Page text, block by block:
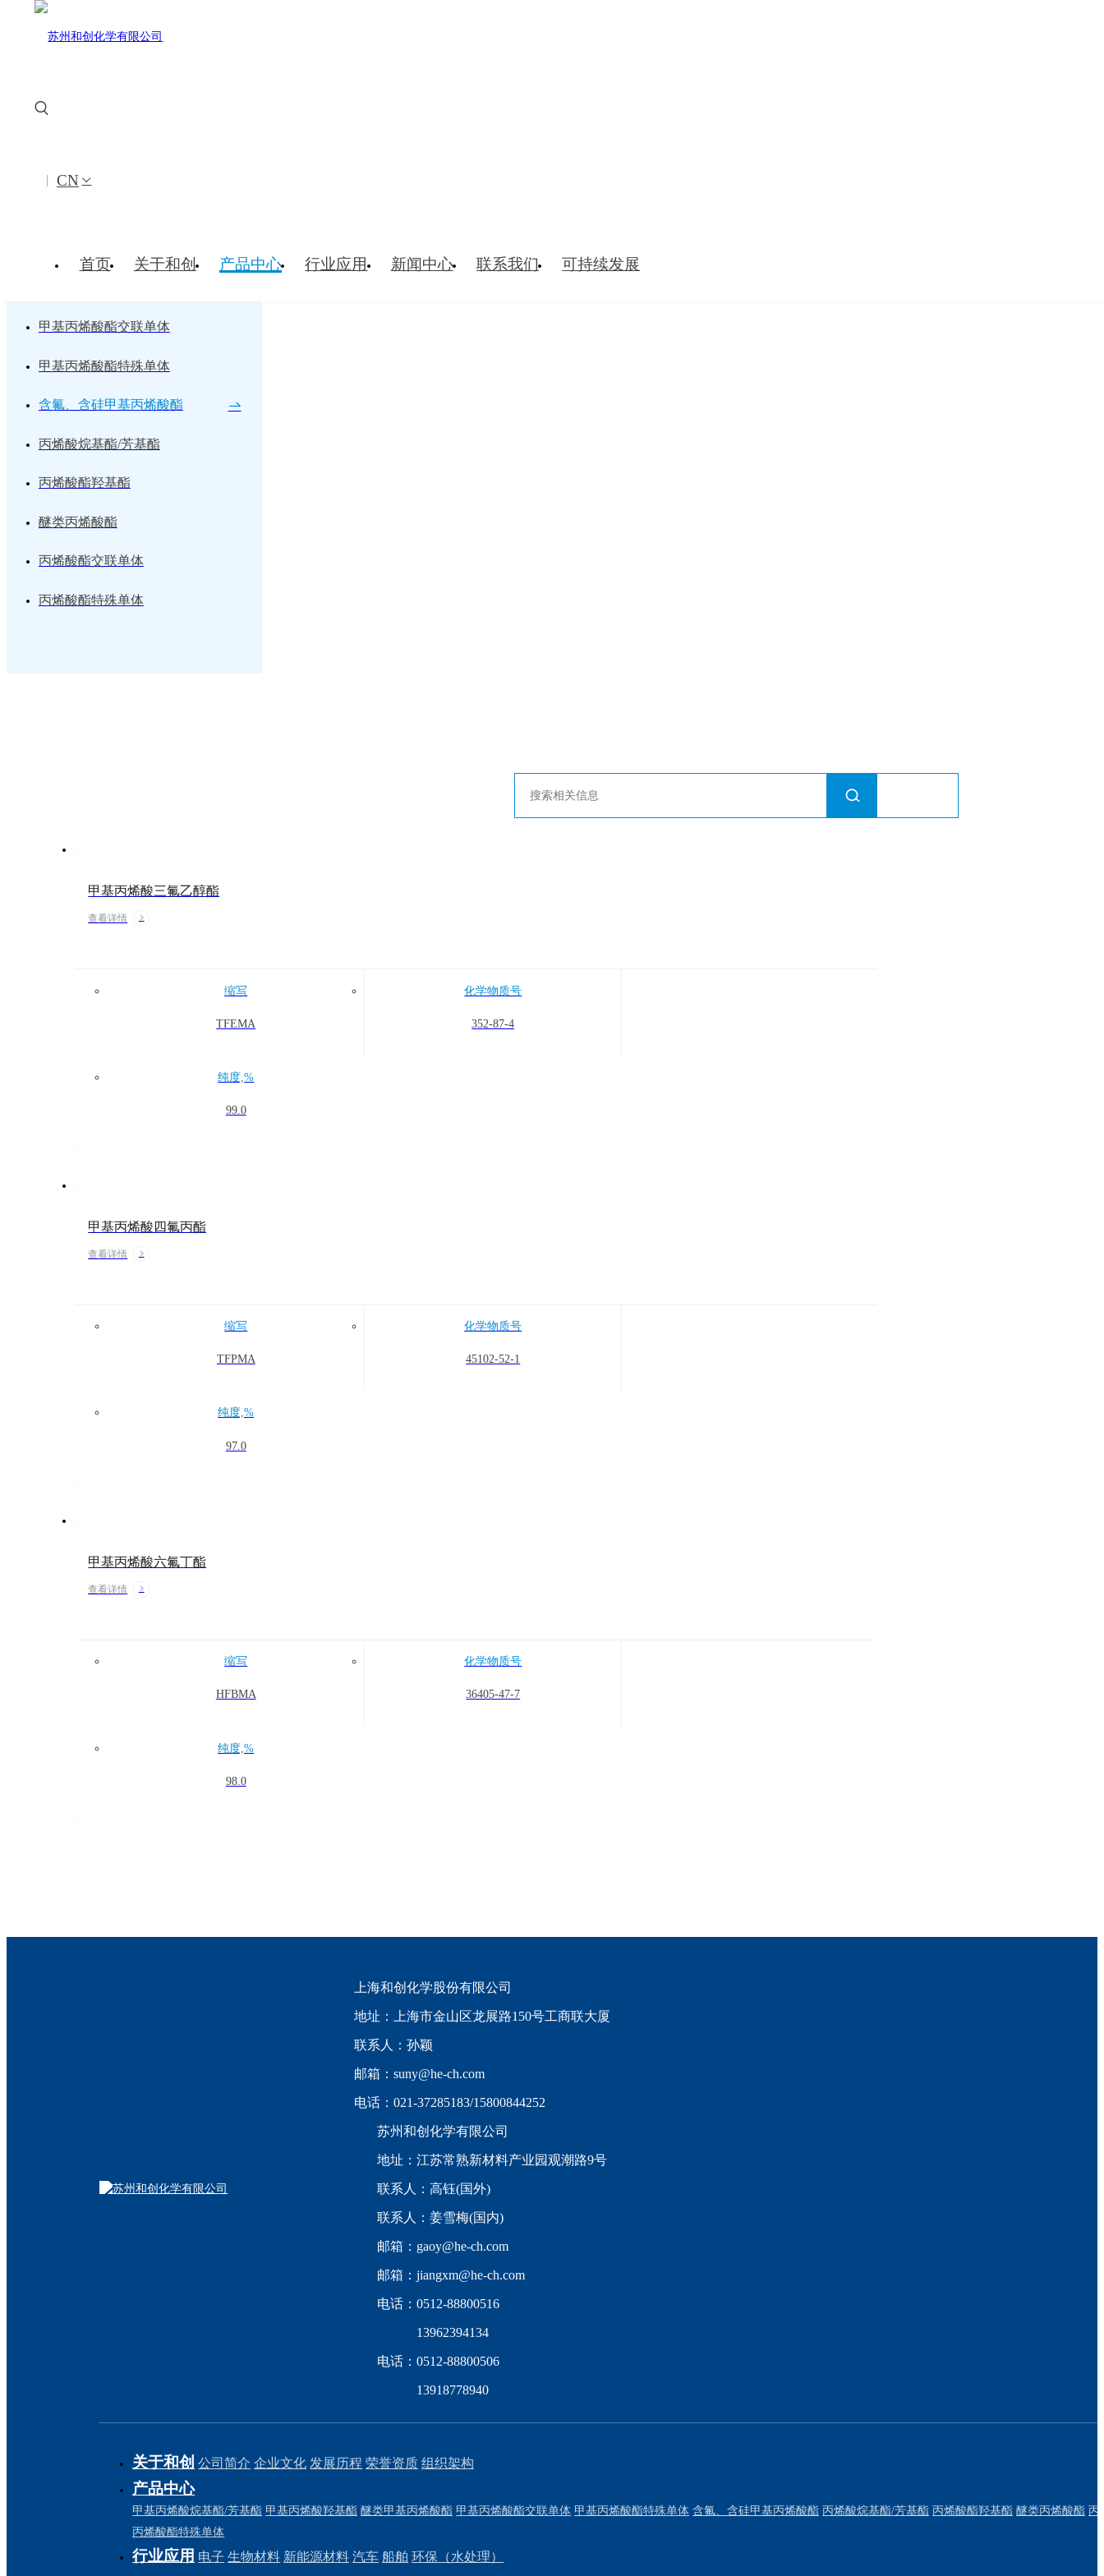
CN
首页 关于和创 产品中心 行业应用 新闻中心 联系我们 可持续发展
EN|
甲基丙烯酸酯交联单体
甲基丙烯酸酯特殊单体
含氟、含硅甲基丙烯酸酯
丙烯酸烷基酯/芳基酯
丙烯酸酯羟基酯
醚类丙烯酸酯
丙烯酸酯交联单体
丙烯酸酯特殊单体
甲基丙烯酸三氟乙醇酯
查看详情
缩写
TFEMA
化学物质号
352-87-4
纯度,%
99.0
甲基丙烯酸四氟丙酯
查看详情
缩写
TFPMA
化学物质号
45102-52-1
纯度,%
97.0
甲基丙烯酸六氟丁酯
查看详情
缩写
HFBMA
化学物质号
36405-47-7
纯度,%
98.0
上海和创化学股份有限公司
地址：上海市金山区龙展路150号工商联大厦
联系人：孙颖
邮箱：suny@he-ch.com
电话：021-37285183/15800844252
苏州和创化学有限公司
地址：江苏常熟新材料产业园观潮路9号
联系人：高钰(国外)
联系人：姜雪梅(国内)
邮箱：gaoy@he-ch.com
邮箱：jiangxm@he-ch.com
电话： 0512-88800516
13962394134
电话： 0512-88800506
13918778940
关于和创 公司简介 企业文化 发展历程 荣誉资质 组织架构
产品中心
甲基丙烯酸烷基酯/芳基酯 甲基丙烯酸羟基酯 醚类甲基丙烯酸酯 甲基丙烯酸酯交联单体 甲基丙烯酸酯特殊单体 含氟、含硅甲基丙烯酸酯 丙烯酸烷基酯/芳基酯 丙烯酸酯羟基酯 醚类丙烯酸酯 丙
丙烯酸酯特殊单体
行业应用 电子 生物材料 新能源材料 汽车 船舶 环保（水处理）